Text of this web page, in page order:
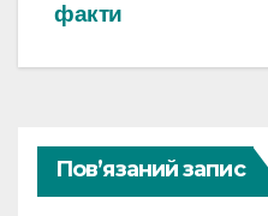
факти
Пов’язаний запис